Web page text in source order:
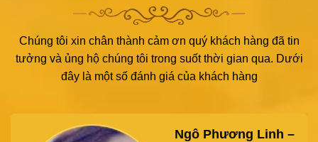
Chúng tôi xin chân thành cảm ơn quý khách hàng đã tin
tưởng và ủng hộ chúng tôi trong suốt thời gian qua. Dưới
đây là một số đánh giá của khách hàng
Trần Lan Anh